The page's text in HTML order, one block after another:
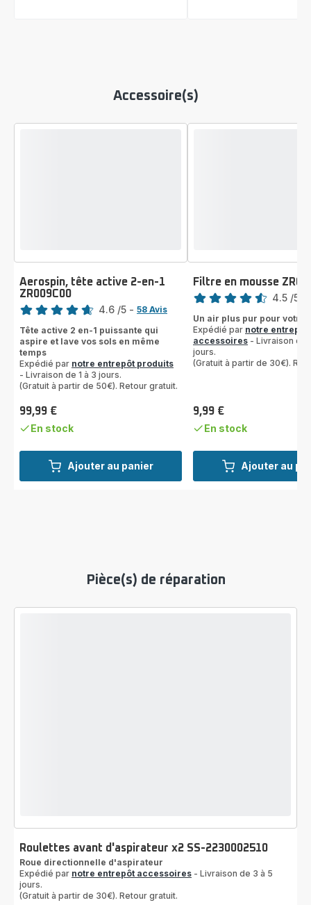
Accessoire(s)
Ajouter au panier
Aerospin, tête active 2-en-1
ZR009C00
Note
4.6 /5 - 58 Avis
Tête active 2 en-1 puissante qui
aspire et lave vos sols en même
temps
Expédié par notre entrepôt produits
- Livraison de 1 à 3 jours.
(Gratuit à partir de 50€). Retour gratuit.
Prix
99,99 €
En stock
Ajouter au
Filtre en mousse
Note
4.5 /5
Un air plus pur pour votre
Expédié par notre entrepôt
accessoires - Livraison de
jours.
(Gratuit à partir de 30€).
Prix
9,99 €
En stock
Pièce(s) de réparation
Roulettes avant d'aspirateur x2 SS-2230002510
Roue directionnelle d'aspirateur
Expédié par notre entrepôt accessoires - Livraison de 3 à 5
jours.
(Gratuit à partir de 30€). Retour gratuit.